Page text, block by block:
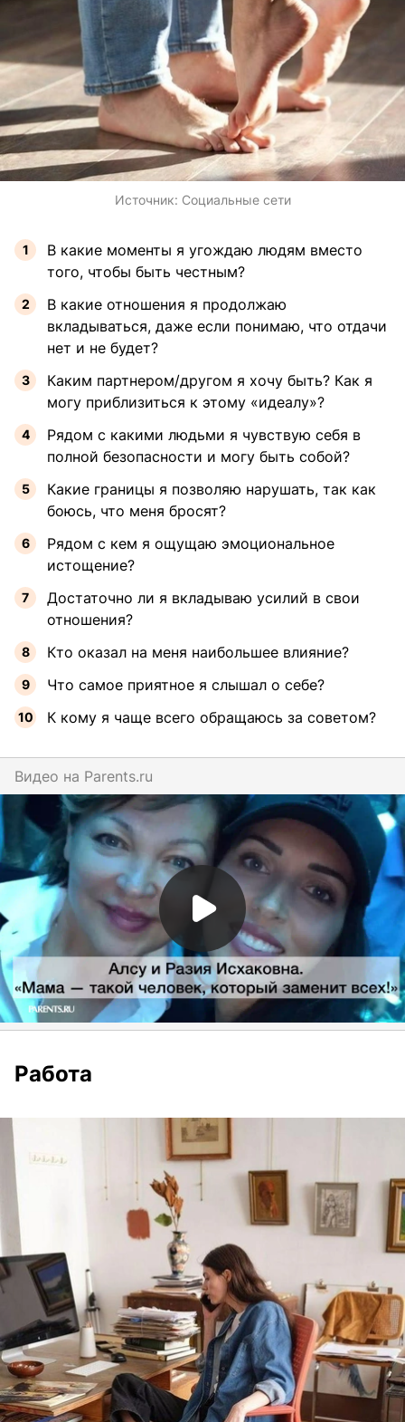
Источник: Социальные сети
В какие моменты я угождаю людям вместо
того, чтобы быть честным?
В какие отношения я продолжаю
вкладываться, даже если понимаю, что отдачи
нет и не будет?
Каким партнером/другом я хочу быть? Как я
могу приблизиться к этому «идеалу»?
Рядом с какими людьми я чувствую себя в
полной безопасности и могу быть собой?
Какие границы я позволяю нарушать, так как
боюсь, что меня бросят?
Рядом с кем я ощущаю эмоциональное
истощение?
Достаточно ли я вкладываю усилий в свои
отношения?
Кто оказал на меня наибольшее влияние?
Что самое приятное я слышал о себе?
К кому я чаще всего обращаюсь за советом?
Видео на parents.ru
Работа